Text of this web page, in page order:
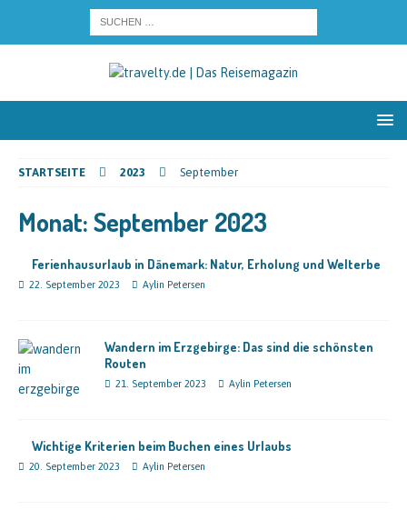
STARTSEITE 2023 September
Monat:September 2023
Ferienhausurlaub in Dänemark: Natur, Erholung und Welterbe
22. September 2023 Aylin Petersen
Wandern im Erzgebirge: Das sind die schönsten
Routen
21. September 2023 Aylin Petersen
Wichtige Kriterien beim Buchen eines Urlaubs
20. September 2023 Aylin Petersen